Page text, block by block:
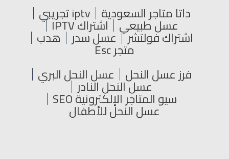
داتا متاجر السعودية iptv تجريبي
عسل طبيعي اشتراك IPTV
اشتراك فولتشر عسل سدر هدب
متجر Esc
فرز عسل النحل عسل النحل البري
عسل النحل النادر
سيو المتاجر الإلكترونية SEO
عسل النحل للأطفال